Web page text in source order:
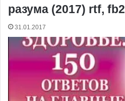
разума (2017) rtf, fb2
31.01.2017